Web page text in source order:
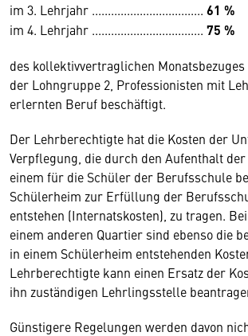
im 3. Lehrjahr ................................... 61 %
im 4. Lehrjahr ................................... 75 %
des kollektivvertraglichen Monatsbezuges
der Lohngruppe 2, Professionisten mit
erlernten Beruf beschäftigt.
Der Lehrberechtigte hat die Kosten der
Verpflegung, die durch den Aufenthalt
einem für die Schüler der Berufsschule
Schülerheim zur Erfüllung der
entstehen (Internatskosten), zu tragen.
einem anderen Quartier sind ebenso die
in einem Schülerheim entstehenden
Lehrberechtigte kann einen Ersatz der
ihn zuständigen Lehrlingsstelle
Günstigere Regelungen werden davon